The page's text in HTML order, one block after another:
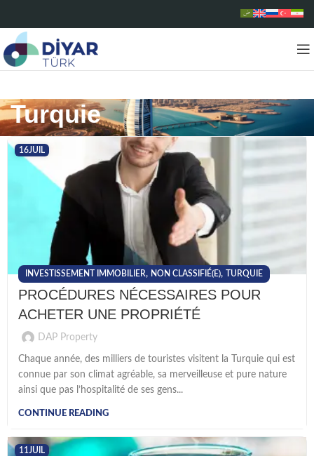
Turquie
16JUIL
INVESTISSEMENT IMMOBILIER, NON CLASSIFIÉ(E), TURQUIE
PROCÉDURES NÉCESSAIRES POUR
ACHETER UNE PROPRIÉTÉ
DAP Property
Chaque année, des milliers de touristes visitent la Turquie qui est
connue par son climat agréable, sa merveilleuse et pure nature
ainsi que pas l’hospitalité de ses gens...
CONTINUE READING
11 JUIL